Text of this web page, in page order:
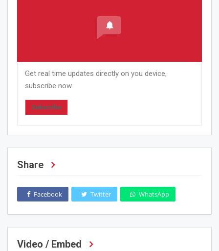
Get real time updates directly on you device,
subscribe now.
Subscribe
Share
Facebook Twitter WhatsApp
Video / Embed